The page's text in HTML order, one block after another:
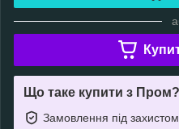
Що таке купити з Пром?
Замовлення під захистом